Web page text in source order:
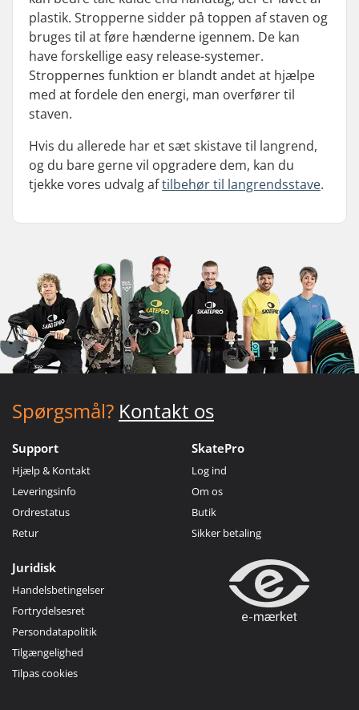
plastik. Stropperne sidder på toppen af staven og
bruges til at føre hænderne igennem. De kan
have forskellige easy release-systemer.
Stroppernes funktion er blandt andet at hjælpe
med at fordele den energi, man overfører til
staven.
Hvis du allerede har et sæt skistave til langrend,
og du bare gerne vil opgradere dem, kan du
tjekke vores udvalg aftilbehør til langrendsstave.
Spørgsmål? Kontakt os
Support
Hjælp & Kontakt
Leveringsinfo
Ordrestatus
Retur
SkatePro
Log ind
Om os
Butik
Sikker betaling
Juridisk
Handelsbetingelser
Fortrydelsesret
Persondatapolitik
Tilgængelighed
Tilpas cookies